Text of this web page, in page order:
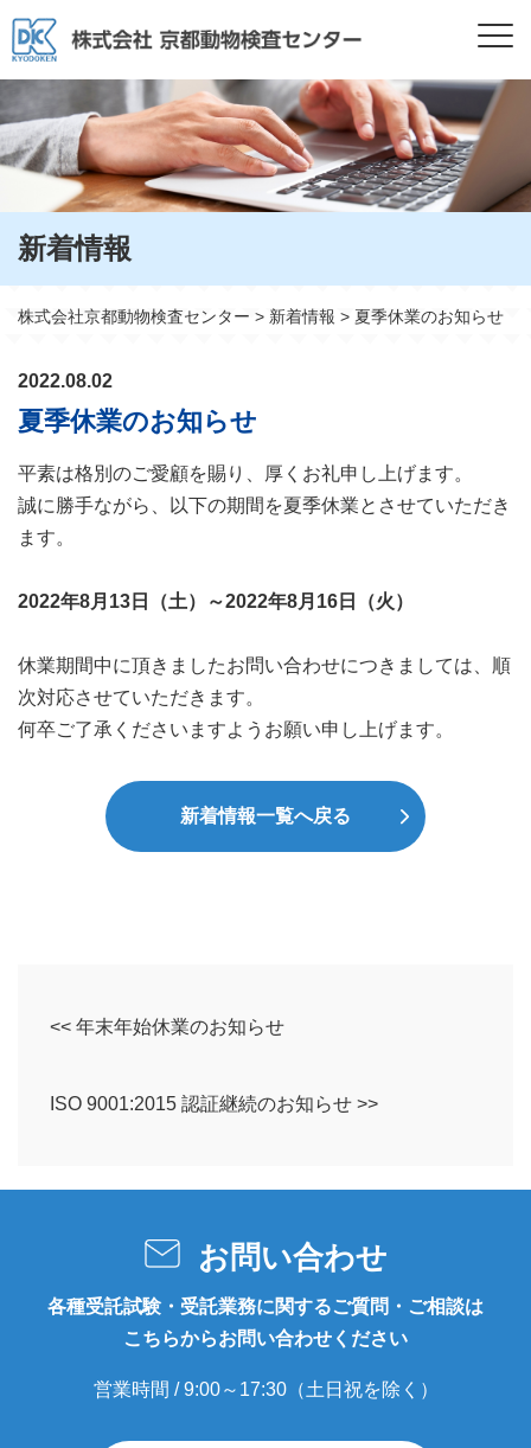
新着情報
株式会社京都動物検査センター > 新着情報 > 夏季休業のお知らせ
2022.08.02
夏季休業のお知らせ
平素は格別のご愛顧を賜り、厚くお礼申し上げます。
誠に勝手ながら、以下の期間を夏季休業とさせていただき
ます。
2022年8月13日（土）～2022年8月16日（火）
休業期間中に頂きましたお問い合わせにつきましては、順
次対応させていただきます。
何卒ご了承くださいますようお願い申し上げます。
新着情報一覧へ戻る
<< 年末年始休業のお知らせ
ISO 9001:2015 認証継続のお知らせ >>
お問い合わせ
各種受託試験・受託業務に関するご質問・ご相談は
こちらからお問い合わせください
営業時間 / 9:00～17:30（土日祝を除く）